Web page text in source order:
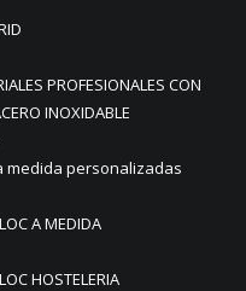
PROFESIONALES CON
INOXIDABLE
medida personalizadas
A MEDIDA
HOSTELERIA